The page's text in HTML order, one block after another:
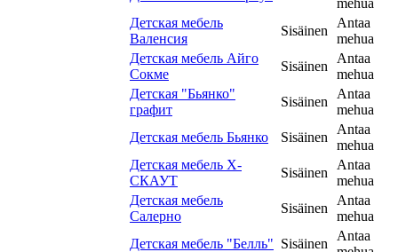
mehua
Детская мебель
Валенсия
Sisäinen
Antaa
mehua
Детская мебель Айго
Сокме
Sisäinen
Antaa
mehua
Детская "Бьянко"
графит
Sisäinen
Antaa
mehua
Детская мебель Бьянко
Sisäinen
Antaa
mehua
Детская мебель Х-
СКАУТ
Sisäinen
Antaa
mehua
Детская мебель
Салерно
Sisäinen
Antaa
mehua
Детская мебель "Белль" Sisäinen
Antaa